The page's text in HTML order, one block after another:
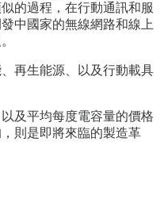
的過程，在行動通訊和服
中國家的無線網路和線上
再生能源、以及行動載具
及平均每度電容量的價格
則是即將來臨的製造革